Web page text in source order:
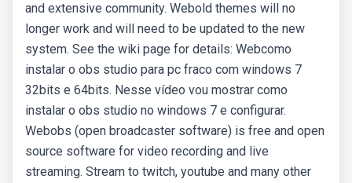
and extensive community. Webold themes will no
longer work and will need to be updated to the new
system. See the wiki page for details: Webcomo
instalar o obs studio para pc fraco com windows 7
32bits e 64bits. Nesse vídeo vou mostrar como
instalar o obs studio no windows 7 e configurar.
Webobs (open broadcaster software) is free and open
source software for video recording and live
streaming. Stream to twitch, youtube and many other